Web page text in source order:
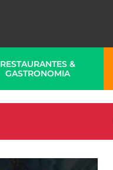
RESTAURANTES &
GASTRONOMIA